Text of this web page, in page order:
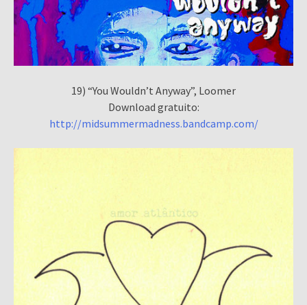
19) “You Wouldn’t Anyway”, Loomer
Download gratuito:
http://midsummermadness.bandcamp.com/